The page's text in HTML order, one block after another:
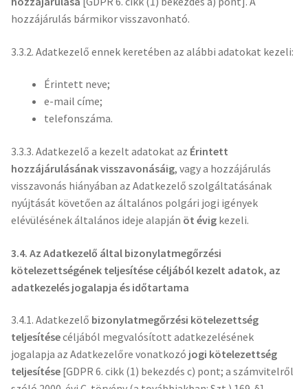
hozzájárulás bármikor visszavonható.
3.3.2. Adatkezelő ennek keretében az alábbi adatokat kezeli:
Érintett neve;
e-mail címe;
telefonszáma.
3.3.3. Adatkezelő a kezelt adatokat az Érintett
hozzájárulásának visszavonásáig, vagy a hozzájárulás
visszavonás hiányában az Adatkezelő szolgáltatásának
nyújtását követően az általános polgári jogi igények
elévülésének általános ideje alapján öt évig kezeli.
3.4. Az Adatkezelő által bizonylatmegőrzési
kötelezettségének teljesítése céljából kezelt adatok, az
adatkezelés jogalapja és időtartama
3.4.1. Adatkezelő bizonylatmegőrzési kötelezettség
teljesítésecéljából megvalósított adatkezelésének
jogalapja az Adatkezelőre vonatkozó jogi kötelezettség
teljesítése [GDPR 6. cikk (1) bekezdés c) pont; a számvitelről